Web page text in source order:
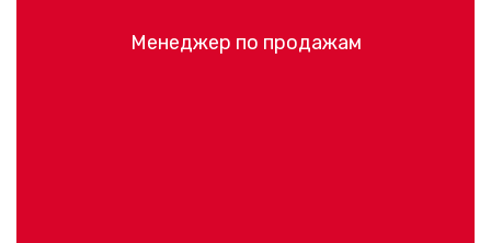
Менеджер по продажам